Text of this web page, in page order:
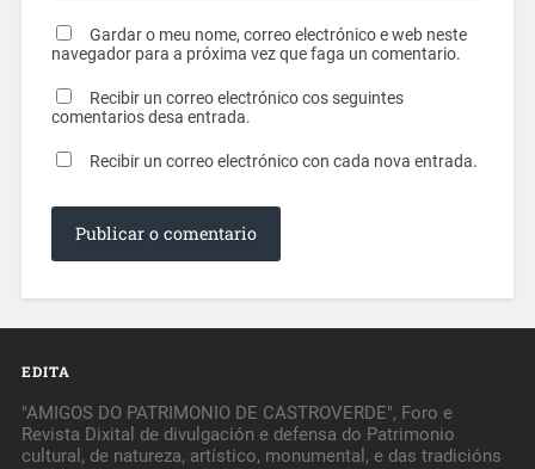
Gardar o meu nome, correo electrónico e web neste
navegador para a próxima vez que faga un comentario.
Recibir un correo electrónico cos seguintes
comentarios desa entrada.
Recibir un correo electrónico con cada nova entrada.
EDITA
"AMIGOS DO PATRIMONIO DE CASTROVERDE", Foro e
Revista Dixital de divulgación e defensa do Patrimonio
cultural, de natureza, artístico, monumental, e das tradicións